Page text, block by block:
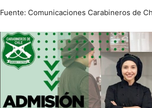
Fuente: Comunicaciones Carabineros de